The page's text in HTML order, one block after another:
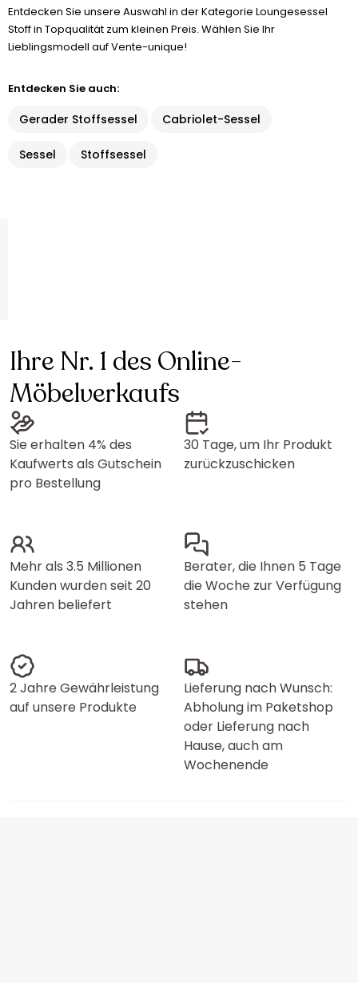
Entdecken Sie unsere Auswahl in der Kategorie Loungesessel
Stoff in Topqualität zum kleinen Preis. Wählen Sie Ihr
Lieblingsmodell auf Vente-unique!
Entdecken Sie auch:
Gerader Stoffsessel Cabriolet-Sessel
Sessel Stoffsessel
Ihre Nr. 1 des Online-
Möbelverkaufs
Sie erhalten 4% des
Kaufwerts als Gutschein
pro Bestellung
30 Tage, um Ihr Produkt
zurückzuschicken
Mehr als 3.5 Millionen
Kunden wurden seit 20
Jahren beliefert
Berater, die Ihnen 5 Tage
die Woche zur Verfügung
stehen
2 Jahre Gewährleistung
auf unsere Produkte
Lieferung nach Wunsch:
Abholung im Paketshop
oder Lieferung nach
Hause, auch am
Wochenende